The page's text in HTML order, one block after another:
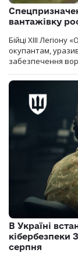
вантажівку
Бійці ХІІІ
окупантам,
забезпечення
В Україні
кібербезпеки
серпня